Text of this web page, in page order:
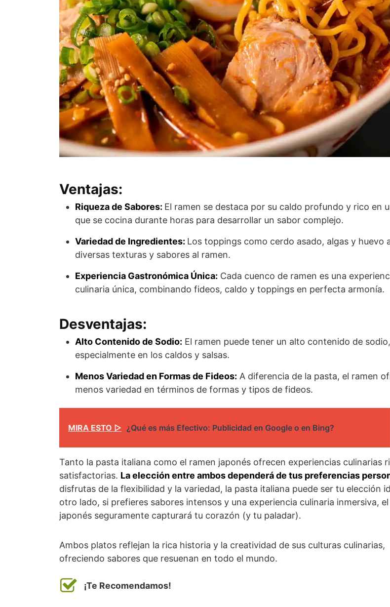
Ventajas:
Riqueza de Sabores: El ramen se destaca por su caldo profundo y rico en
que se cocina durante horas para desarrollar un sabor complejo.
Variedad de Ingredientes: Los toppings como cerdo asado, algas y huevo
diversas texturas y sabores al ramen.
Experiencia Gastronómica Única: Cada cuenco de ramen es una
culinaria única, combinando fideos, caldo y toppings en perfecta armonía.
Desventajas:
Alto Contenido de Sodio: El ramen puede tener un alto contenido de sodio,
especialmente en los caldos y salsas.
Menos Variedad en Formas de Fideos: A diferencia de la pasta, el ramen
menos variedad en términos de formas y tipos de fideos.
MIRA ESTO ▷ ¿Qué es más Efectivo: Publicidad en Google o en Bing?
Tanto la pasta italiana como el ramen japonés ofrecen experiencias culinarias
satisfactorias. La elección entre ambos dependerá de tus preferencias
disfrutas de la flexibilidad y la variedad, la pasta italiana puede ser tu elección
otro lado, si prefieres sabores intensos y una experiencia culinaria inmersiva,
japonés seguramente capturará tu corazón (y tu paladar).
Ambos platos reflejan la rica historia y la creatividad de sus culturas culinarias,
ofreciendo sabores que resuenan en todo el mundo.
¡Te Recomendamos!